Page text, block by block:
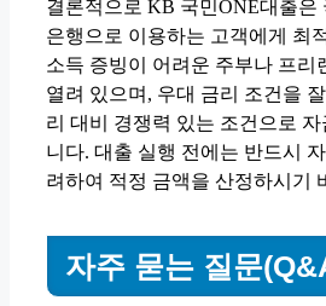
결론적으로 KB 국민ONE대출은
은행으로 이용하는 고객에게 최
소득 증빙이 어려운 주부나 프리
열려 있으며, 우대 금리 조건을
리 대비 경쟁력 있는 조건으로
니다. 대출 실행 전에는 반드시
려하여 적정 금액을 산정하시기
자주 묻는 질문